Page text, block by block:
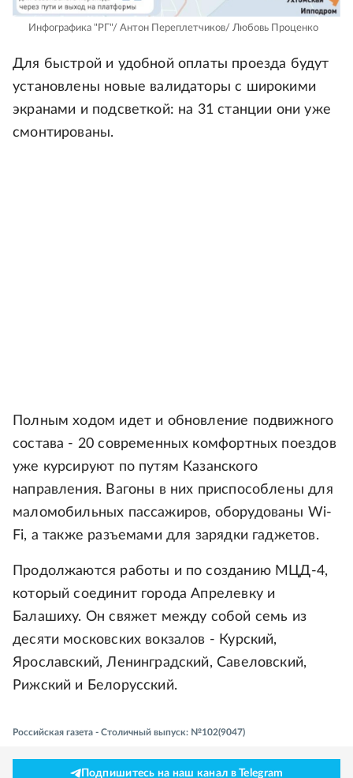
Инфографика "РГ"/ Антон Переплетчиков/ Любовь Проценко
Для быстрой и удобной оплаты проезда будут
установлены новые валидаторы с широкими
экранами и подсветкой: на 31 станции они уже
смонтированы.
Полным ходом идет и обновление подвижного
состава - 20 современных комфортных поездов
уже курсируют по путям Казанского
направления. Вагоны в них приспособлены для
маломобильных пассажиров, оборудованы Wi-
Fi, а также разъемами для зарядки гаджетов.
Продолжаются работы и по созданию МЦД-4,
который соединит города Апрелевку и
Балашиху. Он свяжет между собой семь из
десяти московских вокзалов - Курский,
Ярославский, Ленинградский, Савеловский,
Рижский и Белорусский.
Российская газета - Столичный выпуск: №102(9047)
Подпишитесь на наш канал в Telegram